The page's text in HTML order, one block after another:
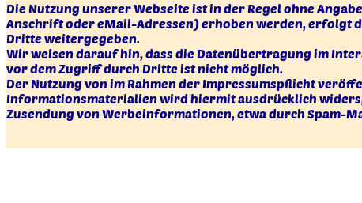
Die Nutzung unserer Webseite ist in der Regel ohne
Anschrift oder eMail-Adressen) erhoben werden, erfolgt
Dritte weitergegeben.
Wir weisen darauf hin, dass die Datenübertragung im
vor dem Zugriff durch Dritte ist nicht möglich.
Der Nutzung von im Rahmen der Impressumspflicht
Informationsmaterialien wird hiermit ausdrücklich
Zusendung von Werbeinformationen, etwa durch Spam-